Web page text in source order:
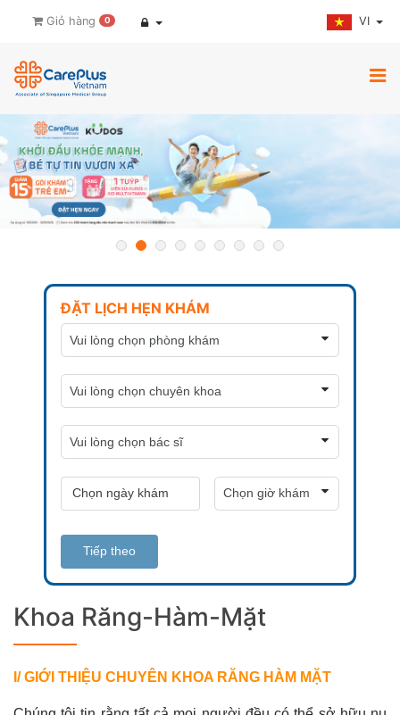
Giỏ hàng 0 VI
ĐẶT LỊCH HẸN KHÁM
Tiếp theo
Khoa Răng-Hàm-Mặt
I/ GIỚI THIỆU CHUYÊN KHOA RĂNG HÀM MẶT